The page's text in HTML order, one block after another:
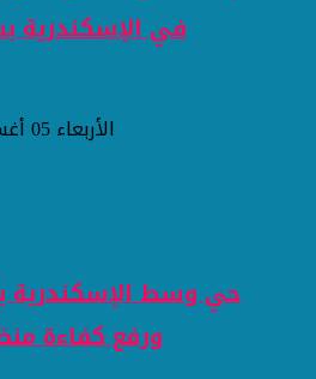
في الإسكندرية
الأربعاء 05 أغسطس 2026 04:35 مساءً
حي وسط الإسكندرية
ورفع كفاءة